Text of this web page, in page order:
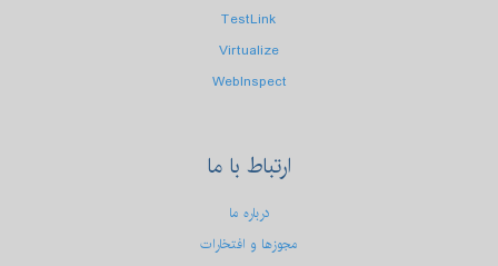
TestLink
Virtualize
WebInspect
ارتباط با ما
درباره ما
مجوزها و افتخارات